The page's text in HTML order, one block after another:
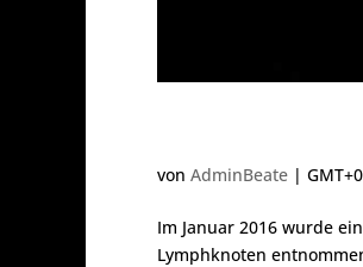
von AdminBeate |
Im Januar 2016 wurde
Lymphknoten